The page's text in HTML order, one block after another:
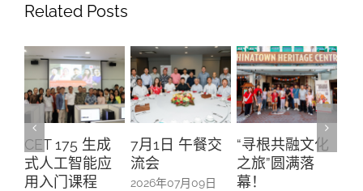
Related Posts
CET 175 生成
式人工智能应
用入门课程
7月1日 午餐交
流会
2026年07月09日
“寻根共融文化
之旅”圆满落
幕！